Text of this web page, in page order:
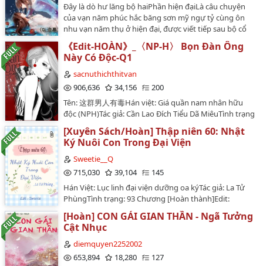
Đây là dò hư lăng bộ haiPhần hiện đạiLà câu chuyện
của vạn năm phúc hắc băng sơn mỹ ngự tỷ cùng ôn
nhu vạn năm thụ ở hiện đại, được viết tiếp sau bộ cổ
đại. Vẫn là tình yêu dài ngàn năm, mạo hiểm với quỷ
thần, cùng người đấu tâm pháp, khảo cổ, đạo mộ,
thám hiểm, mổ xẻ, cổ mộ quỷ quyệt với các sắc thái
riêng, và, sẽ lại yêu ngươi lần nữa..…
《Edit-HOÀN》_〈NP-H〉 Bọn Đàn Ông
Này Có Độc-Q1
sacnuthichthitvan
906,636
34,156
200
Tên: 这群男人有毒Hán việt: Giá quần nam nhân hữu
độc (NPH)Tác giả: Cần Lao Đích Tiểu Dã MiêuTình trạng
conver: Hoàn thànhTình trạng edit: đang lết~~Nguồn:
QingJuan/ wikidich.comBìa: Bông from DLThể loại:
Ngôn tình, hiện đại, HE, đô thị tình duyên, NP, H văn,
ngược luyến, ngọt sủng, cường thủ hào đoạt.Văn
ÁnChuyện của một nữ tác giả trên mạng cùng với sáu
một chút ngược, kết cục NPNam chính có xử nam
cũng có người không phải xử nam…
[Xuyên Sách/Hoàn] Thập niên 60: Nhật
Ký Nuôi Con Trong Đại Viện
Sweetie__Q
715,030
39,104
145
Hán Việt: Lục linh đại viện dưỡng oa kýTác giả: La Tử
PhùngTình trạng: 93 Chương [Hoàn thành]Edit:
Sweetie Convert: Reine Dunkeln & Hà My Tống231
(wikidich)Link convert:
https://wikisach.com/truyen/xuyen-thu-60-dai-vien-
duong-oa-ky-trong--Yee9N1S4CHauW96H#!Thể loại:
Nguyên sang, Ngôn tình, Hiện đại, HE, Tình cảm, Ngọt
[Hoàn] CON GÁI GIAN THẦN - Ngã Tưởng
Cật Nhục
diemquyen2252002
653,894
18,280
127